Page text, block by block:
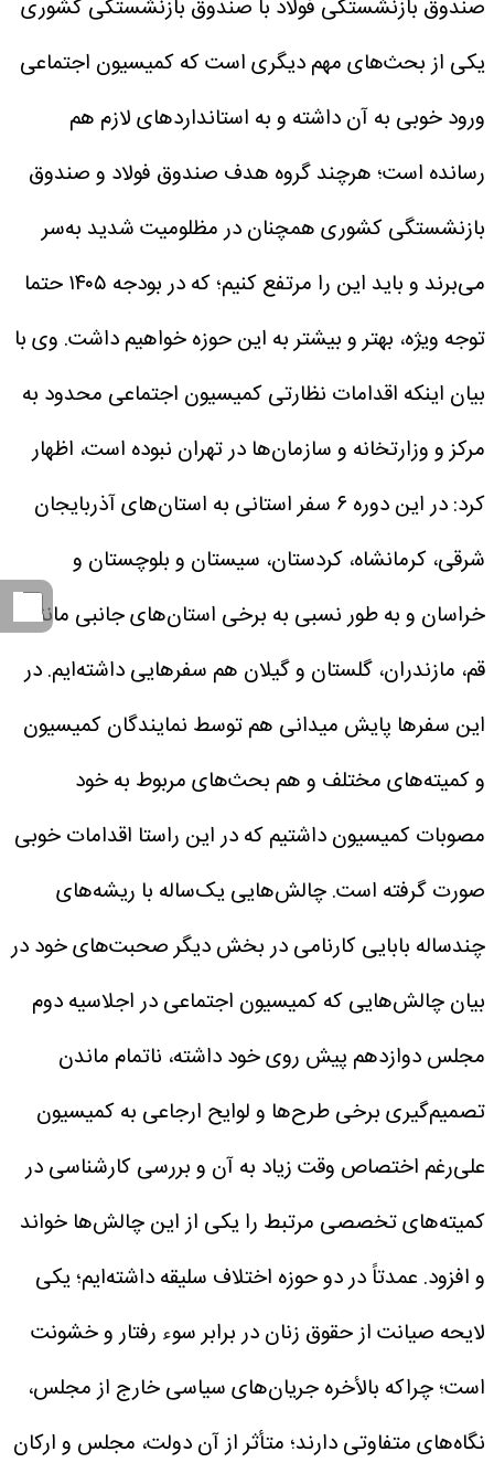
صندوق بازنشستگی فولاد با صندوق بازنشستگی کشوری
یکی از بحث‌های مهم دیگری است که کمیسیون اجتماعی
ورود خوبی به آن داشته و به استانداردهای لازم هم
رسانده است؛ هرچند گروه هدف صندوق فولاد و صندوق
بازنشستگی کشوری همچنان در مظلومیت شدید به‌سر
می‌برند و باید این را مرتفع کنیم؛ که در بودجه ۱۴۰۵ حتما
توجه ویژه، بهتر و بیشتر به این حوزه خواهیم داشت. وی با
بیان اینکه اقدامات نظارتی کمیسیون اجتماعی محدود به
مرکز و وزارتخانه و سازمان‌ها در تهران نبوده است، اظهار
کرد: در این دوره ۶ سفر استانی به استان‌های آذربایجان
شرقی، کرمانشاه، کردستان، سیستان و بلوچستان و
خراسان و به طور نسبی به برخی استان‌های جانبی مانند
قم، مازندران، گلستان و گیلان هم سفرهایی داشته‌ایم. در
این سفرها پایش میدانی هم توسط نمایندگان کمیسیون
و کمیته‌های مختلف و هم بحث‌های مربوط به خود
مصوبات کمیسیون داشتیم که در این راستا اقدامات خوبی
صورت گرفته است.چالش‌هایی یک‌ساله با ریشه‌های
چندساله بابایی کارنامی در بخش دیگر صحبت‌های خود در
بیان چالش‌هایی که کمیسیون اجتماعی در اجلاسیه دوم
مجلس دوازدهم پیش روی خود داشته، ناتمام ماندن
تصمیم‌گیری برخی طرح‌ها و لوایح ارجاعی به کمیسیون
علی‌رغم اختصاص وقت زیاد به آن و بررسی کارشناسی در
کمیته‌های تخصصی مرتبط را یکی از این چالش‌ها خواند
و افزود. عمدتاً در دو حوزه اختلاف سلیقه داشته‌ایم؛ یکی
لایحه صیانت از حقوق زنان در برابر سوء رفتار و خشونت
است؛ چراکه بالأخره جریان‌های‌ سیاسی خارج از مجلس،
نگاه‌های متفاوتی دارند؛ متأثر از آن دولت، مجلس و ارکان